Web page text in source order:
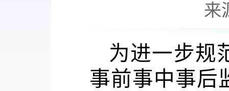
来
为进一步规
事前事中事后